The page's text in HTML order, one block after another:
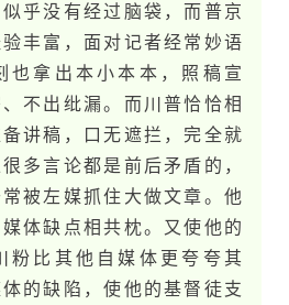
乎没有经过脑袋，而普京
丰富，面对记者经常妙语
也拿出本小本本，照稿宣
不出纰漏。而川普恰恰相
讲稿，口无遮拦，完全就
多言论都是前后矛盾的，
被左媒抓住大做文章。他
体缺点相共枕。又使他的
粉比其他自媒体更夸夸其
的缺陷，使他的基督徒支